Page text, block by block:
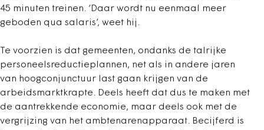
45 minuten treinen. ‘Daar wordt nu eenmaal meer
geboden qua salaris’, weet hij.
Te voorzien is dat gemeenten, ondanks de talrijke
personeelsreductieplannen, net als in andere jaren
van hoogconjunctuur last gaan krijgen van de
arbeidsmarktkrapte. Deels heeft dat dus te maken met
de aantrekkende economie, maar deels ook met de
vergrijzing van het ambtenarenapparaat. Becijferd is